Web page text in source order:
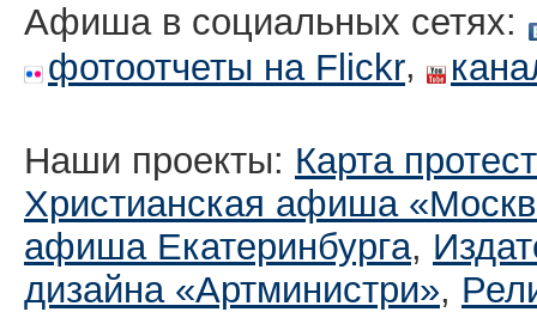
Афиша в социальных сетях:
фотоотчеты на Flickr,
Наши проекты: Карта
Христианская афиша
афиша Екатеринбургa,
дизайна «Артминистри»,